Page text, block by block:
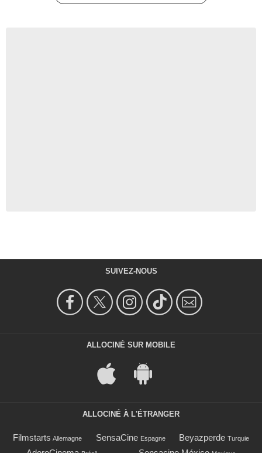
SUIVEZ-NOUS
ALLOCINÉ SUR MOBILE
ALLOCINÉ À L'ÉTRANGER
Filmstarts Allemagne SensaCine Espagne Beyazperde Turquie